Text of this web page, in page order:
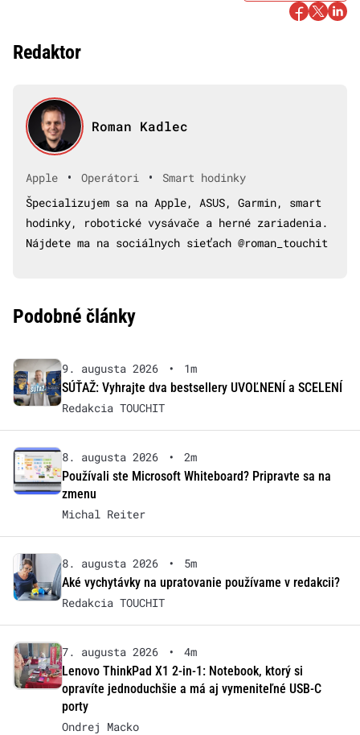
Redaktor
Roman Kadlec
Apple • Operátori •
Smart hodinky
Špecializujem sa na Apple, ASUS, Garmin, smart
hodinky, robotické vysávače a herné zariadenia.
Nájdete ma na sociálnych sieťach @roman_touchit
Podobné články
9. augusta 2026 •
1m
SÚŤAŽ: Vyhrajte dva bestsellery UVOĽNENÍ a SCELENÍ
Redakcia TOUCHIT
8. augusta 2026 •
2m
Používali ste Microsoft Whiteboard? Pripravte sa na
zmenu
Michal Reiter
8. augusta 2026 •
5m
Aké vychytávky na upratovanie používame v redakcii?
Redakcia TOUCHIT
7. augusta 2026 •
4m
Lenovo ThinkPad X1 2-in-1: Notebook, ktorý si
opravíte jednoduchšie a má aj vymeniteľné USB-C
porty
Ondrej Macko